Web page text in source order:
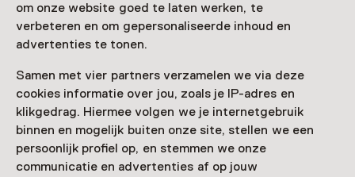
om onze website goed te laten werken, te
verbeteren en om gepersonaliseerde inhoud en
advertenties te tonen.
Samen met vier partners verzamelen we via deze
cookies informatie over jou, zoals je IP-adres en
klikgedrag. Hiermee volgen we je internetgebruik
binnen en mogelijk buiten onze site, stellen we een
persoonlijk profiel op, en stemmen we onze
communicatie en advertenties af op jouw
Vandaag open van 10:00 tot 17:00 uur
Meer openingstijden
Zien & doen in Museum
MORE